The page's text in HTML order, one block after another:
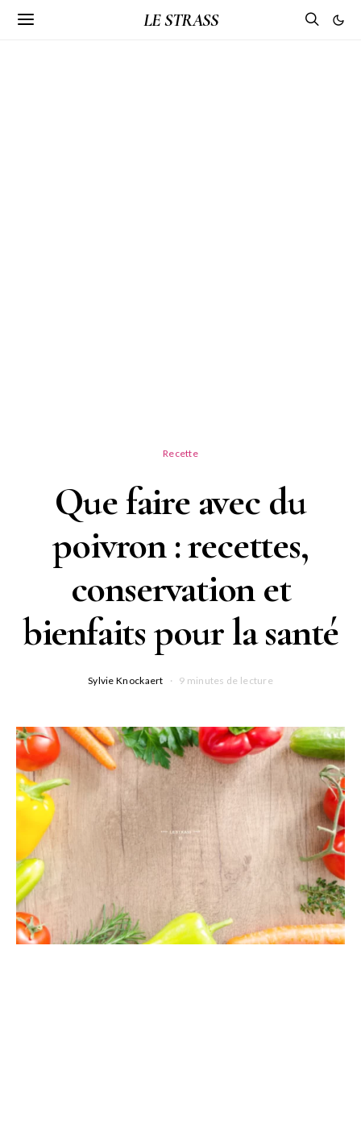
LE STRASS
Recette
Que faire avec du
poivron : recettes,
conservation et
bienfaits pour la santé
Sylvie Knockaert 9 minutes de lecture